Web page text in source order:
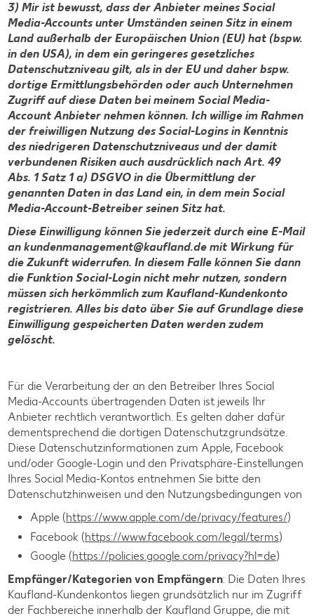
3) Mir ist bewusst, dass der Anbieter meines Social
Media-Accounts unter Umständen seinen Sitz in einem
Land außerhalb der Europäischen Union (EU) hat (bspw.
in den USA), in dem ein geringeres gesetzliches
Datenschutzniveau gilt, als in der EU und daher bspw.
dortige Ermittlungsbehörden oder auch Unternehmen
Zugriff auf diese Daten bei meinem Social Media-
Account Anbieter nehmen können. Ich willige im Rahmen
der freiwilligen Nutzung des Social-Logins in Kenntnis
des niedrigeren Datenschutzniveaus und der damit
verbundenen Risiken auch ausdrücklich nach Art. 49
Abs. 1 Satz 1 a) DSGVO in die Übermittlung der
genannten Daten in das Land ein, in dem mein Social
Media-Account-Betreiber seinen Sitz hat.
Diese Einwilligung können Sie jederzeit durch eine E-Mail
an kundenmanagement@kaufland.de mit Wirkung für
die Zukunft widerrufen. In diesem Falle können Sie dann
die Funktion Social-Login nicht mehr nutzen, sondern
müssen sich herkömmlich zum Kaufland-Kundenkonto
registrieren. Alles bis dato über Sie auf Grundlage diese
Einwilligung gespeicherten Daten werden zudem
gelöscht.
Für die Verarbeitung der an den Betreiber Ihres Social
Media-Accounts übertragenden Daten ist jeweils Ihr
Anbieter rechtlich verantwortlich. Es gelten daher dafür
dementsprechend die dortigen Datenschutzgrundsätze.
Diese Datenschutzinformationen zum Apple, Facebook
und/oder Google-Login und den Privatsphäre-Einstellungen
Ihres Social Media-Kontos entnehmen Sie bitte den
Datenschutzhinweisen und den Nutzungsbedingungen von
Apple (https://www.apple.com/de/privacy/features/)
Facebook (https://www.facebook.com/legal/terms)
Google (https://policies.google.com/privacy?hl=de)
Empfänger/Kategorien von Empfängern: Die Daten Ihres
Kaufland-Kundenkontos liegen grundsätzlich nur im Zugriff
der Fachbereiche innerhalb der Kaufland Gruppe, die mit